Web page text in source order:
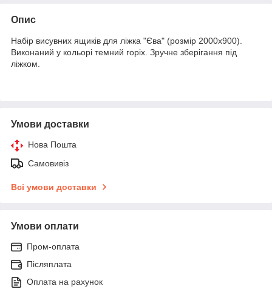
Опис
Набір висувних ящиків для ліжка "Єва" (розмір 2000х900).
Виконаний у кольорі темний горіх. Зручне зберігання під
ліжком.
Умови доставки
Нова Пошта
Самовивіз
Всі умови доставки
Умови оплати
Пром-оплата
Післяплата
Оплата на рахунок